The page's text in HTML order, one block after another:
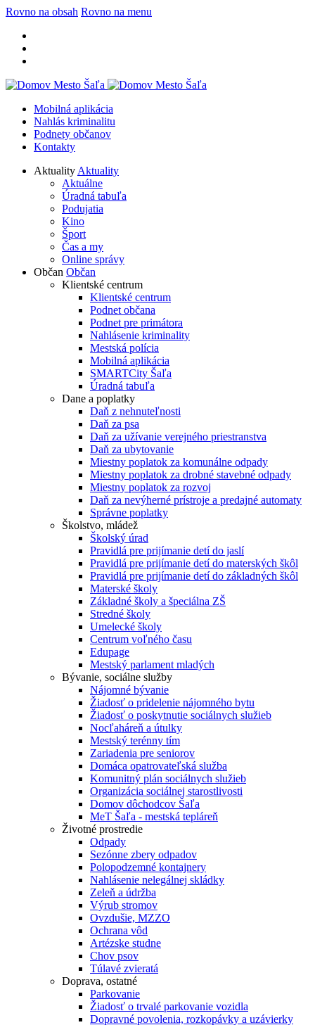
Rovno na obsah Rovno na menu
Mobilná aplikácia
Nahlás kriminalitu
Podnety občanov
Kontakty
Aktuality Aktuality
Aktuálne
Úradná tabuľa
Podujatia
Kino
Šport
Čas a my
Online správy
Občan Občan
Klientské centrum
Klientské centrum
Podnet občana
Podnet pre primátora
Nahlásenie kriminality
Mestská polícia
Mobilná aplikácia
SMARTCity Šaľa
Úradná tabuľa
Dane a poplatky
Daň z nehnuteľnosti
Daň za psa
Daň za užívanie verejného priestranstva
Daň za ubytovanie
Miestny poplatok za komunálne odpady
Miestny poplatok za drobné stavebné odpady
Miestny poplatok za rozvoj
Daň za nevýherné prístroje a predajné automaty
Správne poplatky
Školstvo, mládež
Školský úrad
Pravidlá pre prijímanie detí do jaslí
Pravidlá pre prijímanie detí do materských škôl
Pravidlá pre prijímanie detí do základných škôl
Materské školy
Základné školy a špeciálna ZŠ
Stredné školy
Umelecké školy
Centrum voľného času
Edupage
Mestský parlament mladých
Bývanie, sociálne služby
Nájomné bývanie
Žiadosť o pridelenie nájomného bytu
Žiadosť o poskytnutie sociálnych služieb
Nocľaháreň a útulky
Mestský terénny tím
Zariadenia pre seniorov
Domáca opatrovateľská služba
Komunitný plán sociálnych služieb
Organizácia sociálnej starostlivosti
Domov dôchodcov Šaľa
MeT Šaľa - mestská tepláreň
Životné prostredie
Odpady
Sezónne zbery odpadov
Polopodzemné kontajnery
Nahlásenie nelegálnej skládky
Zeleň a údržba
Výrub stromov
Ovzdušie, MZZO
Ochrana vôd
Artézske studne
Chov psov
Túlavé zvieratá
Doprava, ostatné
Parkovanie
Žiadosť o trvalé parkovanie vozidla
Dopravné povolenia, rozkopávky a uzávierky